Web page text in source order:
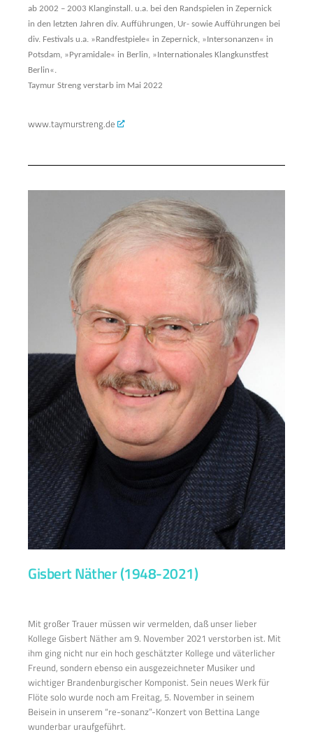
ab 2002 – 2003 Klanginstall. u.a. bei den Randspielen in Zepernick
in den letzten Jahren div. Aufführungen, Ur- sowie Aufführungen bei
div. Festivals u.a. »Randfestpiele« in Zepernick, »Intersonanzen« in
Potsdam, »Pyramidale« in Berlin, »Internationales Klangkunstfest
Berlin«.
Taymur Streng verstarb im Mai 2022
www.taymurstreng.de
Gisbert Näther (1948-2021)
Mit großer Trauer müssen wir vermelden, daß unser lieber
Kollege Gisbert Näther am 9. November 2021 verstorben ist. Mit
ihm ging nicht nur ein hoch geschätzter Kollege und väterlicher
Freund, sondern ebenso ein ausgezeichneter Musiker und
wichtiger Brandenburgischer Komponist. Sein neues Werk für
Flöte solo wurde noch am Freitag, 5. November in seinem
Beisein in unserem “re-sonanz”-Konzert von Bettina Lange
wunderbar uraufgeführt.